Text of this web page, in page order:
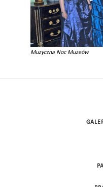
Muzyczna Noc Muzeów